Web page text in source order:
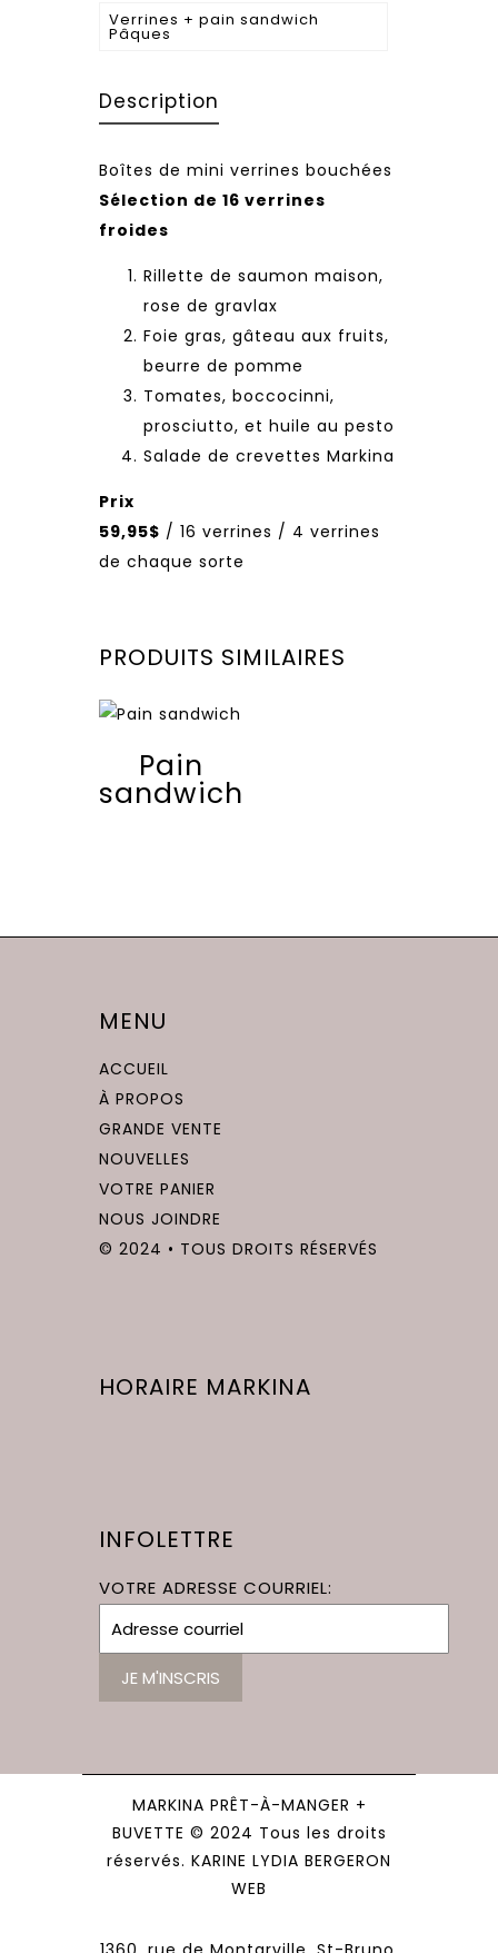
Verrines + pain sandwich
Pâques
Description
Boîtes de mini verrines bouchées
Sélection de 16 verrines
froides
Rillette de saumon maison,
rose de gravlax
Foie gras, gâteau aux fruits,
beurre de pomme
Tomates, boccocinni,
prosciutto, et huile au pesto
Salade de crevettes Markina
Prix
59,95$ / 16 verrines / 4 verrines
de chaque sorte
PRODUITS SIMILAIRES
Pain
sandwich
MENU
ACCUEIL
À PROPOS
GRANDE VENTE
NOUVELLES
VOTRE PANIER
NOUS JOINDRE
© 2024 • TOUS DROITS RÉSERVÉS
HORAIRE MARKINA
INFOLETTRE
VOTRE ADRESSE COURRIEL:
MARKINA PRÊT-À-MANGER +
BUVETTE © 2024 Tous les droits
réservés. KARINE LYDIA BERGERON
WEB